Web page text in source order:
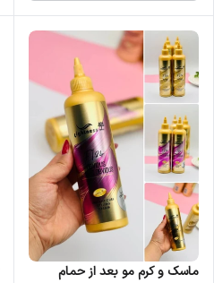
ماسک و کرم مو بعد از حمام